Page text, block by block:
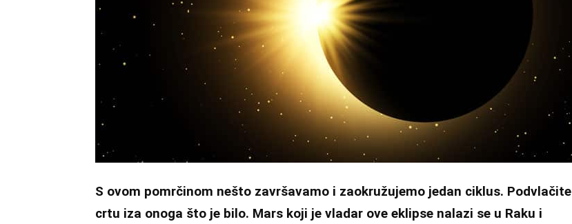
S ovom pomrčinom nešto završavamo i zaokružujemo jedan ciklus. Podvlačite
crtu iza onoga što je bilo. Mars koji je vladar ove eklipse nalazi se u Raku i